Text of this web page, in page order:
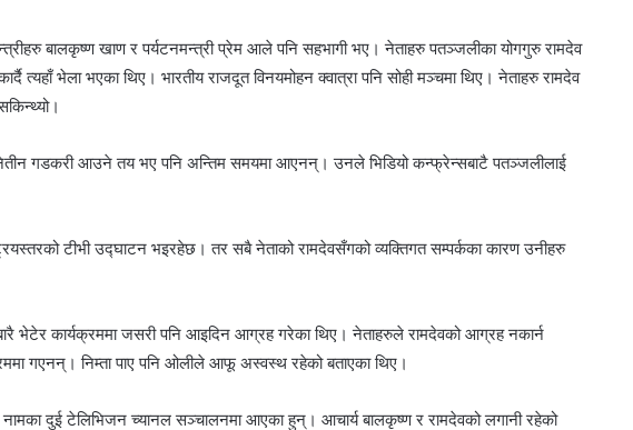
बालकृष्ण खाण र पर्यटनमन्त्री प्रेम आले पनि सहभागी भए। नेताहरु पतञ्जलीका योगगुरु रामदेव
त्यहाँ भेला भएका थिए। भारतीय राजदूत विनयमोहन क्वात्रा पनि सोही मञ्चमा थिए। नेताहरु रामदेव
नितीन गडकरी आउने तय भए पनि अन्तिम समयमा आएनन्। उनले भिडियो कन्फ्रेन्सबाटै पतञ्जलीलाई
टीभी उद्घाटन भइरहेछ। तर सबै नेताको रामदेवसँगको व्यक्तिगत सम्पर्कका कारण उनीहरु
भेटेर कार्यक्रममा जसरी पनि आइदिन आग्रह गरेका थिए। नेताहरुले रामदेवको आग्रह नकार्न
गएनन्। निम्ता पाए पनि ओलीले आफू अस्वस्थ रहेको बताएका थिए।
दुई टेलिभिजन च्यानल सञ्चालनमा आएका हुन्। आचार्य बालकृष्ण र रामदेवको लगानी रहेको